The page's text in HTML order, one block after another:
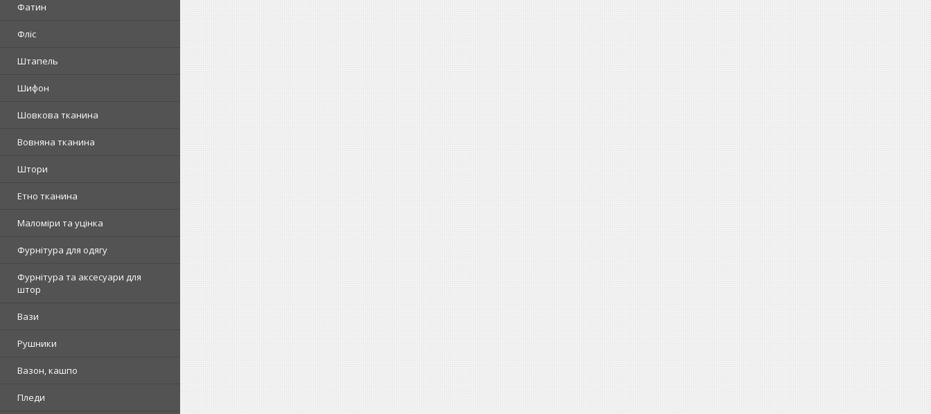
Фатин
Фліс
Штапель
Шифон
Шовкова тканина
Вовняна тканина
Штори
Етно тканина
Маломіри та уцінка
Фурнітура для одягу
Фурнітура та аксесуари для
штор
Вази
Рушники
Вазон, кашпо
Пледи